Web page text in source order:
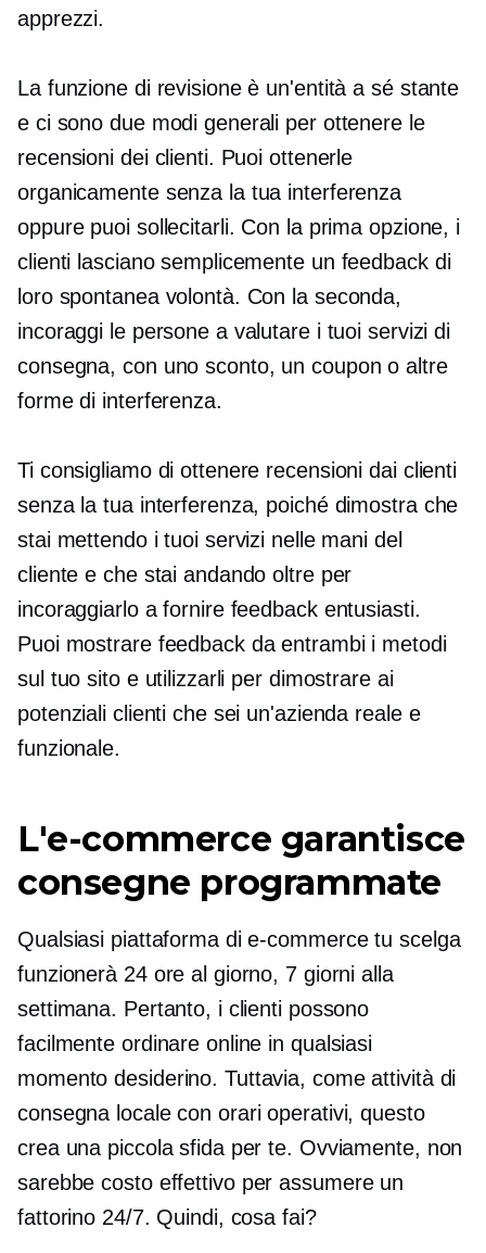
apprezzi.
La funzione di revisione è un'entità a sé stante
e ci sono due modi generali per ottenere le
recensioni dei clienti. Puoi ottenerle
organicamente senza la tua interferenza
oppure puoi sollecitarli. Con la prima opzione, i
clienti lasciano semplicemente un feedback di
loro spontanea volontà. Con la seconda,
incoraggi le persone a valutare i tuoi servizi di
consegna, con uno sconto, un coupon o altre
forme di interferenza.
Ti consigliamo di ottenere recensioni dai clienti
senza la tua interferenza, poiché dimostra che
stai mettendo i tuoi servizi nelle mani del
cliente e che stai andando oltre per
incoraggiarlo a fornire feedback entusiasti.
Puoi mostrare feedback da entrambi i metodi
sul tuo sito e utilizzarli per dimostrare ai
potenziali clienti che sei un'azienda reale e
funzionale.
L'e-commerce garantisce
consegne programmate
Qualsiasi piattaforma di e-commerce tu scelga
funzionerà 24 ore al giorno, 7 giorni alla
settimana. Pertanto, i clienti possono
facilmente ordinare online in qualsiasi
momento desiderino. Tuttavia, come attività di
consegna locale con orari operativi, questo
crea una piccola sfida per te. Ovviamente, non
sarebbecosto effettivoper assumere un
fattorino 24/7. Quindi, cosa fai?